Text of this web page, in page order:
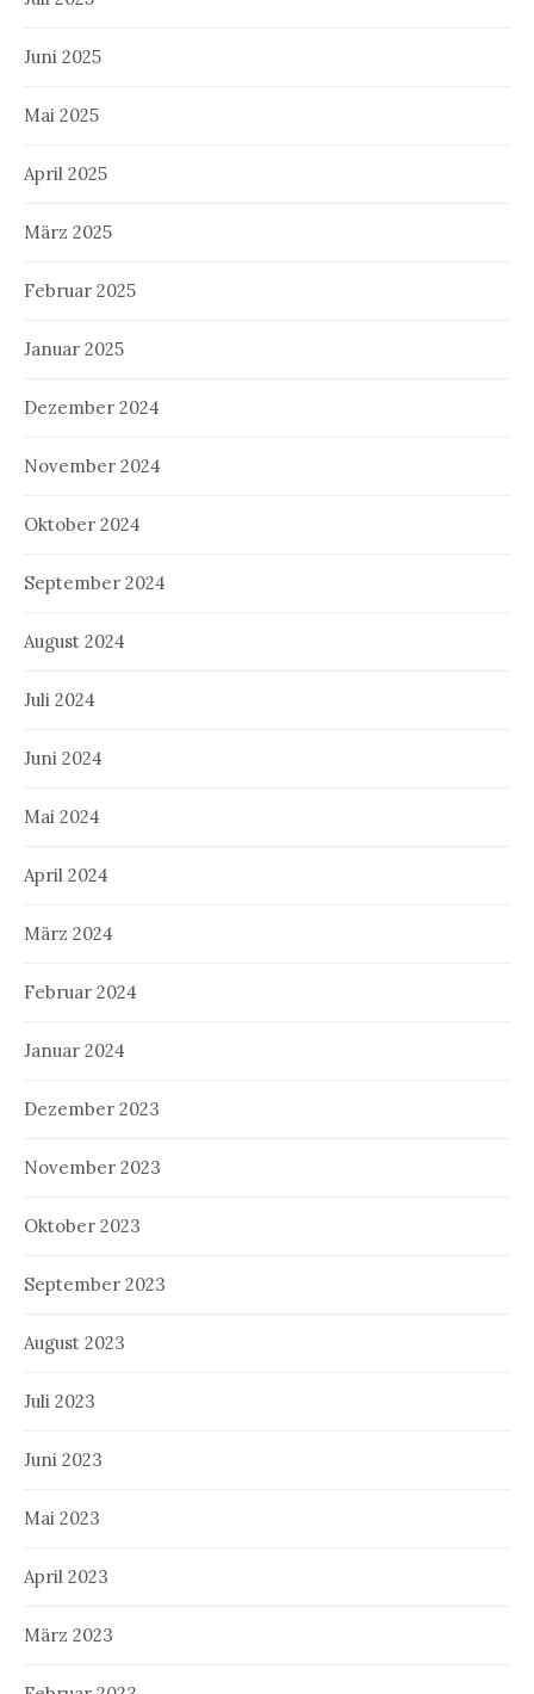
Juni 2025
Mai 2025
April 2025
März 2025
Februar 2025
Januar 2025
Dezember 2024
November 2024
Oktober 2024
September 2024
August 2024
Juli 2024
Juni 2024
Mai 2024
April 2024
März 2024
Februar 2024
Januar 2024
Dezember 2023
November 2023
Oktober 2023
September 2023
August 2023
Juli 2023
Juni 2023
Mai 2023
April 2023
März 2023